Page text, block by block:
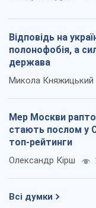
Відповідь на
полонофобія, а
держава
Микола Княжицький
Мер Москви
стають послом у
топ-рейтинги
Олександр Кірш
Всі думки